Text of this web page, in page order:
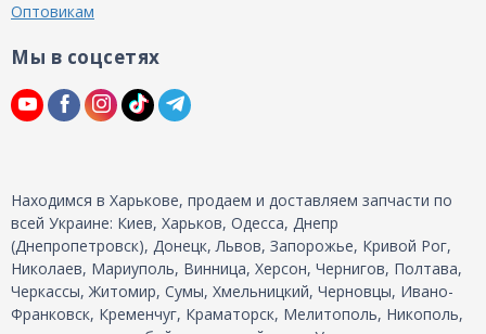
Оптовикам
Мы в соцсетях
Находимся в Харькове, продаем и доставляем запчасти по
всей Украине: Киев, Харьков, Одесса, Днепр
(Днепропетровск), Донецк, Львов, Запорожье, Кривой Рог,
Николаев, Мариуполь, Винница, Херсон, Чернигов, Полтава,
Черкассы, Житомир, Сумы, Хмельницкий, Черновцы, Ивано-
Франковск, Кременчуг, Краматорск, Мелитополь, Никополь,